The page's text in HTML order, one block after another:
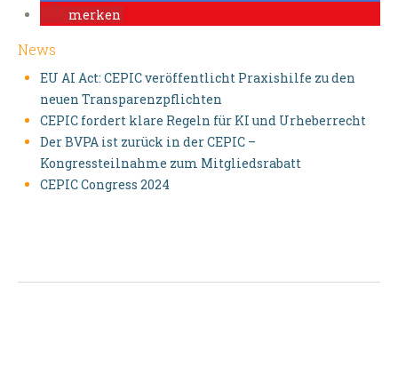
merken
News
EU AI Act: CEPIC veröffentlicht Praxishilfe zu den
neuen Transparenzpflichten
CEPIC fordert klare Regeln für KI und Urheberrecht
Der BVPA ist zurück in der CEPIC –
Kongressteilnahme zum Mitgliedsrabatt
CEPIC Congress 2024